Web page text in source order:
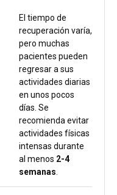
El tiempo de
recuperación varía,
pero muchas
pacientes pueden
regresar a sus
actividades diarias
en unos pocos
días. Se
recomienda evitar
actividades físicas
intensas durante
al menos 2-4
semanas